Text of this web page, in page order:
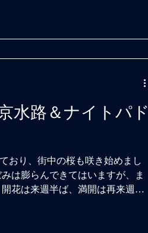
水路＆ナイトパド
おり、街中の桜も咲き始めまし
は膨らんできてはいますが、ま
花は来週半ば、満開は再来週と